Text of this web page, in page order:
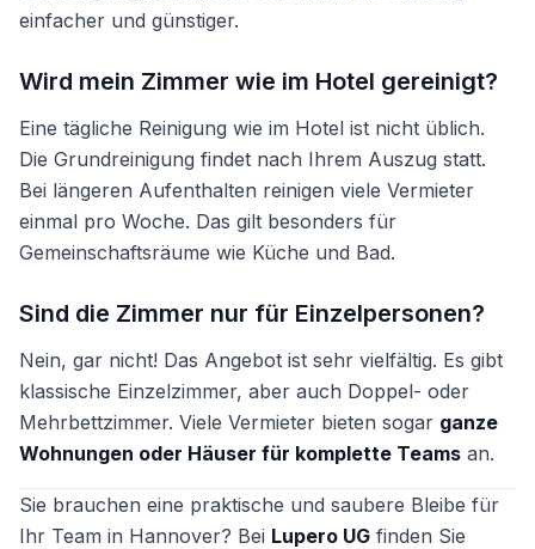
einfacher und günstiger.
Wird mein Zimmer wie im Hotel gereinigt?
Eine tägliche Reinigung wie im Hotel ist nicht üblich.
Die Grundreinigung findet nach Ihrem Auszug statt.
Bei längeren Aufenthalten reinigen viele Vermieter
einmal pro Woche. Das gilt besonders für
Gemeinschaftsräume wie Küche und Bad.
Sind die Zimmer nur für Einzelpersonen?
Nein, gar nicht! Das Angebot ist sehr vielfältig. Es gibt
klassische Einzelzimmer, aber auch Doppel- oder
Mehrbettzimmer. Viele Vermieter bieten sogar ganze
Wohnungen oder Häuser für komplette Teams an.
Sie brauchen eine praktische und saubere Bleibe für
Ihr Team in Hannover? Bei Lupero UG finden Sie